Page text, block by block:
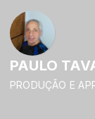
PAULO
PRODUÇÃO E